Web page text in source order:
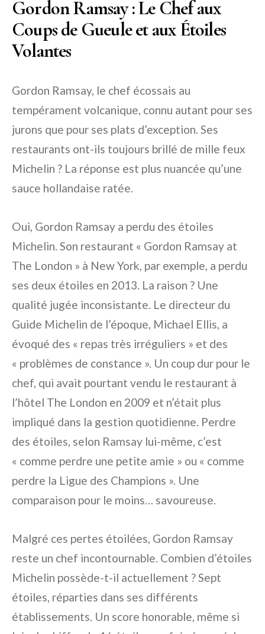
Gordon Ramsay : Le Chef aux
Coups de Gueule et aux Étoiles
Volantes
Gordon Ramsay, le chef écossais au
tempérament volcanique, connu autant pour ses
jurons que pour ses plats d’exception. Ses
restaurants ont-ils toujours brillé de mille feux
Michelin ? La réponse est plus nuancée qu’une
sauce hollandaise ratée.
Oui, Gordon Ramsay a perdu des étoiles
Michelin. Son restaurant « Gordon Ramsay at
The London » à New York, par exemple, a perdu
ses deux étoiles en 2013. La raison ? Une
qualité jugée inconsistante. Le directeur du
Guide Michelin de l’époque, Michael Ellis, a
évoqué des « repas très irréguliers » et des
« problèmes de constance ». Un coup dur pour le
chef, qui avait pourtant vendu le restaurant à
l’hôtel The London en 2009 et n’était plus
impliqué dans la gestion quotidienne. Perdre
des étoiles, selon Ramsay lui-même, c’est
« comme perdre une petite amie » ou « comme
perdre la Ligue des Champions ». Une
comparaison pour le moins… savoureuse.
Malgré ces pertes étoilées, Gordon Ramsay
reste un chef incontournable. Combien d’étoiles
Michelin possède-t-il actuellement ? Sept
étoiles, réparties dans ses différents
établissements. Un score honorable, même si